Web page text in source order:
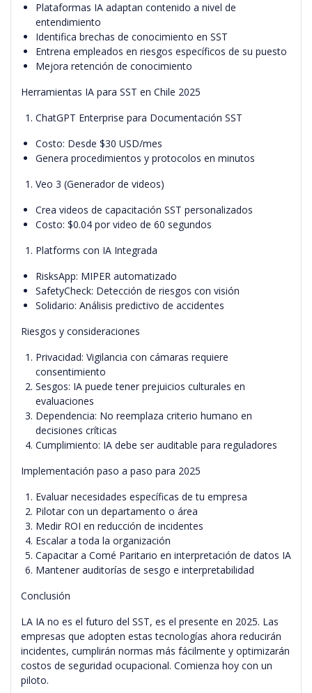
Plataformas IA adaptan contenido a nivel de
entendimiento
Identifica brechas de conocimiento en SST
Entrena empleados en riesgos específicos de su puesto
Mejora retención de conocimiento
Herramientas IA para SST en Chile 2025
ChatGPT Enterprise para Documentación SST
Costo: Desde $30 USD/mes
Genera procedimientos y protocolos en minutos
Veo 3 (Generador de videos)
Crea videos de capacitación SST personalizados
Costo: $0.04 por video de 60 segundos
Platforms con IA Integrada
RisksApp: MIPER automatizado
SafetyCheck: Detección de riesgos con visión
Solidario: Análisis predictivo de accidentes
Riesgos y consideraciones
Privacidad: Vigilancia con cámaras requiere
consentimiento
Sesgos: IA puede tener prejuicios culturales en
evaluaciones
Dependencia: No reemplaza criterio humano en
decisiones críticas
Cumplimiento: IA debe ser auditable para reguladores
Implementación paso a paso para 2025
Evaluar necesidades específicas de tu empresa
Pilotar con un departamento o área
Medir ROI en reducción de incidentes
Escalar a toda la organización
Capacitar a Comé Paritario en interpretación de datos IA
Mantener auditorías de sesgo e interpretabilidad
Conclusión
LA IA no es el futuro del SST, es el presente en 2025. Las
empresas que adopten estas tecnologías ahora reducirán
incidentes, cumplirán normas más fácilmente y optimizarán
costos de seguridad ocupacional. Comienza hoy con un
piloto.